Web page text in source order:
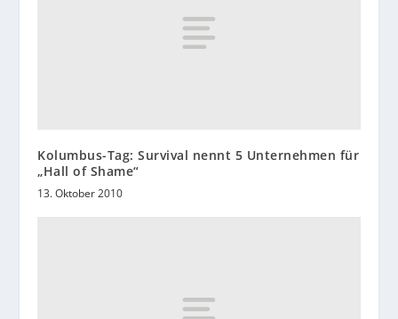
Kolumbus-Tag: Survival nennt 5 Unternehmen für
„Hall of Shame“
13. Oktober 2010